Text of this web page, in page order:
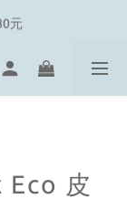
品牌方巾
元
皮